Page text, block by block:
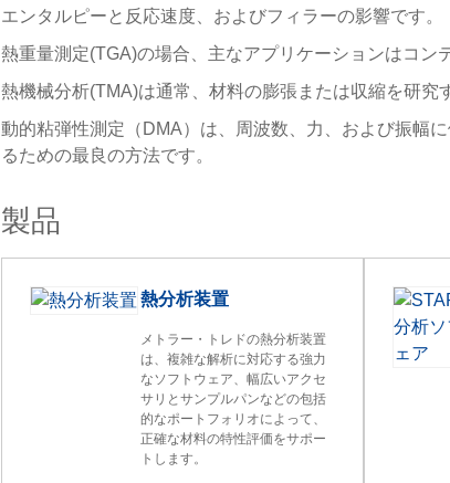
エンタルピーと反応速度、およびフィラーの影響です。
熱重量測定(TGA)の場合、主なアプリケーションはコン
熱機械分析(TMA)は通常、材料の膨張または収縮を研究
動的粘弾性測定（DMA）は、周波数、力、および振幅
るための最良の方法です。
製品
熱分析装置
メトラー・トレドの熱分析装置
は、複雑な解析に対応する強力
なソフトウェア、幅広いアクセ
サリとサンプルパンなどの包括
的なポートフォリオによって、
正確な材料の特性評価をサポー
トします。